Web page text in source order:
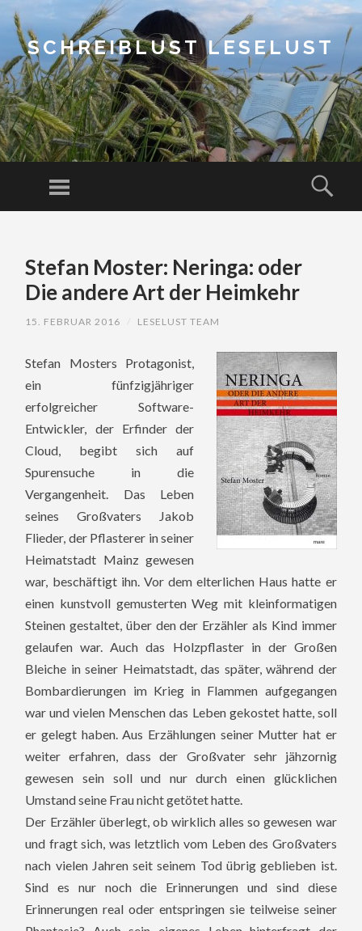
SCHREIBLUST LESELUST
Menu
CONTENT
Stefan Moster: Neringa: oder
Die andere Art der Heimkehr
15. FEBRUAR 2016 LESELUST TEAM
Stefan Mosters Protagonist,
ein fünfzigjähriger
erfolgreicher Software-
Entwickler, der Erfinder der
Cloud, begibt sich auf
Spurensuche in die
Vergangenheit. Das Leben
seines Großvaters Jakob
Flieder, der Pflasterer in seiner
Heimatstadt Mainz gewesen
war, beschäftigt ihn. Vor dem elterlichen Haus hatte er
einen kunstvoll gemusterten Weg mit kleinformatigen
Steinen gestaltet, über den der Erzähler als Kind immer
gelaufen war. Auch das Holzpflaster in der Großen
Bleiche in seiner Heimatstadt, das später, während der
Bombardierungen im Krieg in Flammen aufgegangen
war und vielen Menschen das Leben gekostet hatte, soll
er gelegt haben. Aus Erzählungen seiner Mutter hat er
weiter erfahren, dass der Großvater sehr jähzornig
gewesen sein soll und nur durch einen glücklichen
Umstand seine Frau nicht getötet hatte.
Der Erzähler überlegt, ob wirklich alles so gewesen war
und fragt sich, was letztlich vom Leben des Großvaters
nach vielen Jahren seit seinem Tod übrig geblieben ist.
Sind es nur noch die Erinnerungen und sind diese
Erinnerungen real oder entspringen sie teilweise seiner